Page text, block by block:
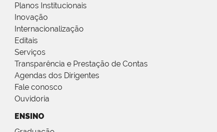
Planos Institucionais
Inovação
Internacionalização
Editais
Serviços
Transparência e Prestação de Contas
Agendas dos Dirigentes
Fale conosco
Ouvidoria
ENSINO